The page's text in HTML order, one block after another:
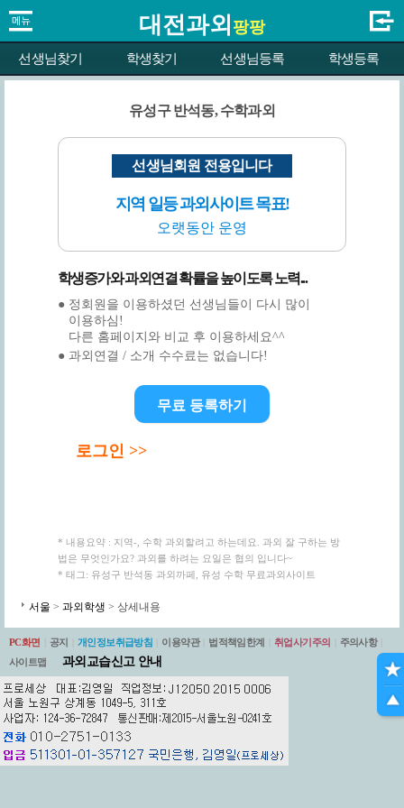
대전과외 팡팡
선생님찾기 학생찾기 선생님등록 학생등록
유성구 반석동, 수학과외
선생님회원 전용입니다
지역 일등 과외사이트 목표!
오랫동안 운영
학생증가와 과외연결 확률을 높이도록 노력...
● 정회원을 이용하셨던 선생님들이 다시 많이
이용하심!
다른 홈페이지와 비교 후 이용하세요^^
● 과외연결 / 소개 수수료는 없습니다!
무료 등록하기
로그인 >>
* 내용요약 : 지역-, 수학 과외할려고 하는데요. 과외 잘 구하는 방
법은 무엇인가요? 과외를 하려는 요일은 협의 입니다~
* 태그: 유성구 반석동 과외까페, 유성 수학 무료과외사이트
서울 > 과외학생 > 상세내용
PC화면 공지 개인정보취급방침 이용약관 법적책임한계 취업사기주의 주의사항
사이트맵
과외교습신고 안내